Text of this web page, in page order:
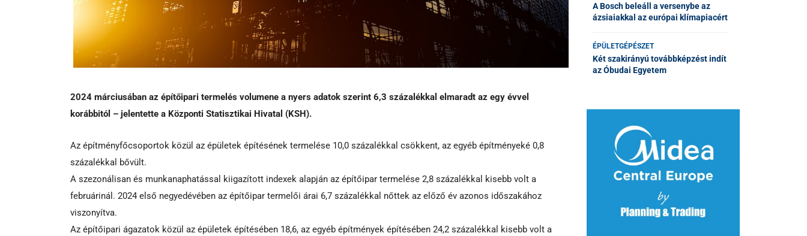
2024 márciusában az építőipari termelés volumene a nyers adatok szerint 6,3 százalékkal elmaradt az egy évvel
korábbitól – jelentette a Központi Statisztikai Hivatal (KSH).
Az építményfőcsoportok közül az épületek építésének termelése 10,0 százalékkal csökkent, az egyéb építményeké 0,8
százalékkal bővült.
A szezonálisan és munkanaphatással kiigazított indexek alapján az építőipar termelése 2,8 százalékkal kisebb volt a
februárinál. 2024 első negyedévében az építőipar termelői árai 6,7 százalékkal nőttek az előző év azonos időszakához
viszonyítva.
Az építőipari ágazatok közül az épületek építésében 18,6, az egyéb építmények építésében 24,2 százalékkal kisebb volt a
A Bosch beleáll a versenybe az
ázsiaiakkal az európai klímapiacért
ÉPÜLETGÉPÉSZET
Két szakirányú továbbképzést indít
az Óbudai Egyetem